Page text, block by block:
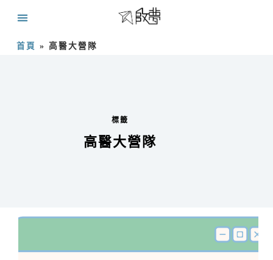
首頁 » 高醫大營隊
標籤
高醫大營隊